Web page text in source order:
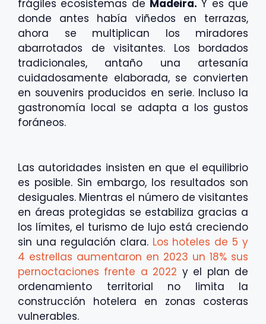
frágiles ecosistemas de Madeira. Y es que
donde antes había viñedos en terrazas,
ahora se multiplican los miradores
abarrotados de visitantes. Los bordados
tradicionales, antaño una artesanía
cuidadosamente elaborada, se convierten
en souvenirs producidos en serie. Incluso la
gastronomía local se adapta a los gustos
foráneos.
Las autoridades insisten en que el equilibrio
es posible. Sin embargo, los resultados son
desiguales. Mientras el número de visitantes
en áreas protegidas se estabiliza gracias a
los límites, el turismo de lujo está creciendo
sin una regulación clara. Los hoteles de 5 y
4 estrellas aumentaron en 2023 un 18% sus
pernoctaciones frente a 2022 y el plan de
ordenamiento territorial no limita la
construcción hotelera en zonas costeras
vulnerables.